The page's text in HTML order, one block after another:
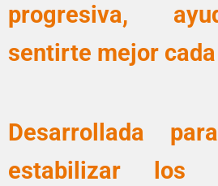
progresiva,
sentirte mejor
Desarrollada
estabilizar los